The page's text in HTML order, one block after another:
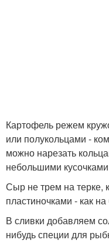
Картофель режем
или полукольцами -
можно нарезать
небольшими
Сыр не трем на терке,
пластиночками - как
В сливки добавляем
нибудь специи для